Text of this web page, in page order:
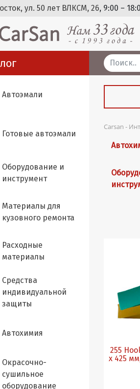
ул. 50 лет ВЛКСМ, 26, 9:00 –
Автоэмали
Готовые автоэмали
Оборудование и
инструмент
Материалы для
кузовного ремонта
Расходные
материалы
Средства
индивидуальной
защиты
Автохимия
Окрасочно-
сушильное
оборудование
Carsan -
255
х 425